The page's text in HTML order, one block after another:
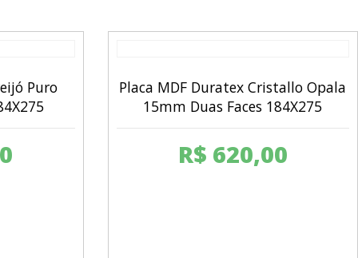
Puro
Placa MDF Duratex Cristallo Opala
15mm Duas Faces 184X275
R$ 620,00